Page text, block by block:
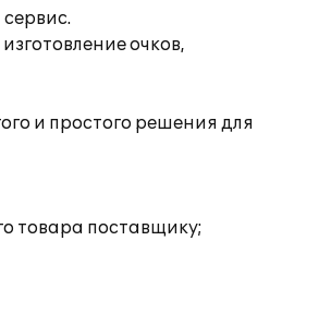
очков,
и простого решения для
товара поставщику;